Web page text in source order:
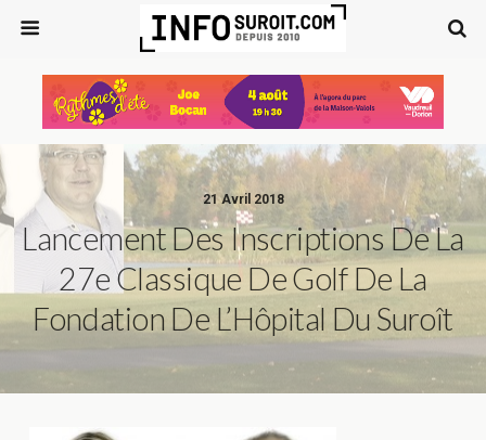
21 Avril 2018
Lancement Des Inscriptions De La
27e Classique De Golf De La
Fondation De L’Hôpital Du Suroît